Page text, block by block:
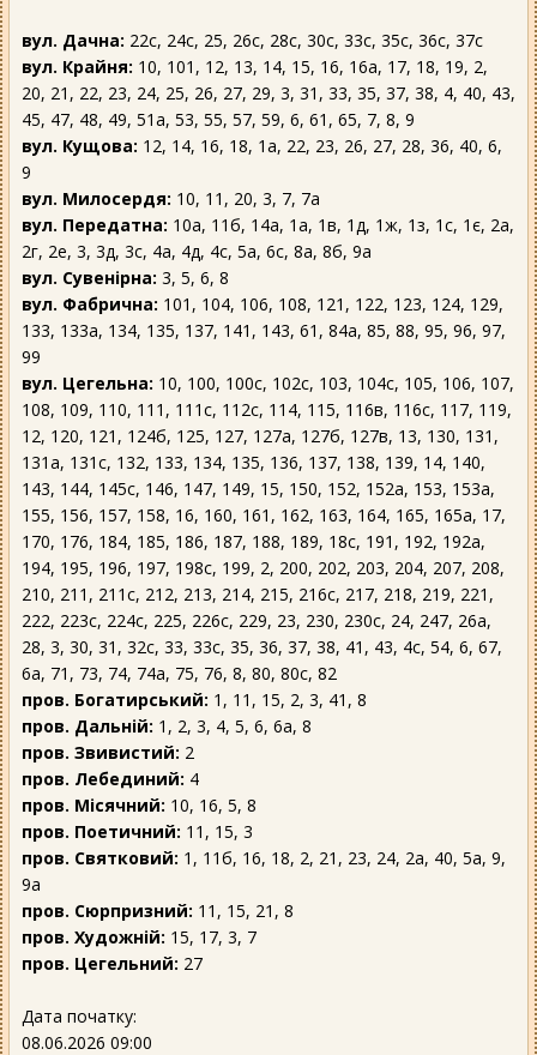
вул. Дачна: 22с, 24с, 25, 26с, 28с, 30с, 33с, 35с, 36с, 37с
вул. Крайня: 10, 101, 12, 13, 14, 15, 16, 16а, 17, 18, 19, 2,
20, 21, 22, 23, 24, 25, 26, 27, 29, 3, 31, 33, 35, 37, 38, 4, 40, 43,
45, 47, 48, 49, 51а, 53, 55, 57, 59, 6, 61, 65, 7, 8, 9
вул. Кущова: 12, 14, 16, 18, 1а, 22, 23, 26, 27, 28, 36, 40, 6,
9
вул. Милосердя: 10, 11, 20, 3, 7, 7а
вул. Передатна: 10а, 11б, 14а, 1а, 1в, 1д, 1ж, 1з, 1с, 1є, 2а,
2г, 2е, 3, 3д, 3с, 4а, 4д, 4с, 5а, 6с, 8а, 8б, 9а
вул. Сувенірна: 3, 5, 6, 8
вул. Фабрична: 101, 104, 106, 108, 121, 122, 123, 124, 129,
133, 133а, 134, 135, 137, 141, 143, 61, 84а, 85, 88, 95, 96, 97,
99
вул. Цегельна: 10, 100, 100с, 102с, 103, 104с, 105, 106, 107,
108, 109, 110, 111, 111с, 112с, 114, 115, 116в, 116с, 117, 119,
12, 120, 121, 124б, 125, 127, 127а, 127б, 127в, 13, 130, 131,
131а, 131с, 132, 133, 134, 135, 136, 137, 138, 139, 14, 140,
143, 144, 145с, 146, 147, 149, 15, 150, 152, 152а, 153, 153а,
155, 156, 157, 158, 16, 160, 161, 162, 163, 164, 165, 165а, 17,
170, 176, 184, 185, 186, 187, 188, 189, 18с, 191, 192, 192а,
194, 195, 196, 197, 198с, 199, 2, 200, 202, 203, 204, 207, 208,
210, 211, 211с, 212, 213, 214, 215, 216с, 217, 218, 219, 221,
222, 223с, 224с, 225, 226с, 229, 23, 230, 230с, 24, 247, 26а,
28, 3, 30, 31, 32с, 33, 33с, 35, 36, 37, 38, 41, 43, 4с, 54, 6, 67,
6а, 71, 73, 74, 74а, 75, 76, 8, 80, 80с, 82
пров. Богатирський: 1, 11, 15, 2, 3, 41, 8
пров. Дальній: 1, 2, 3, 4, 5, 6, 6а, 8
пров. Звивистий: 2
пров. Лебединий: 4
пров. Місячний: 10, 16, 5, 8
пров. Поетичний: 11, 15, 3
пров. Святковий: 1, 11б, 16, 18, 2, 21, 23, 24, 2а, 40, 5а, 9,
9а
пров. Сюрпризний: 11, 15, 21, 8
пров. Художній: 15, 17, 3, 7
пров. Цегельний: 27
Дата початку:
08.06.2026 09:00